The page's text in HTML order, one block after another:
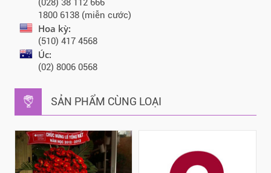
(028) 38 112 666
1800 6138 (miễn cước)
Hoa kỳ:
(510) 417 4568
Úc:
(02) 8006 0568
SẢN PHẨM CÙNG LOẠI